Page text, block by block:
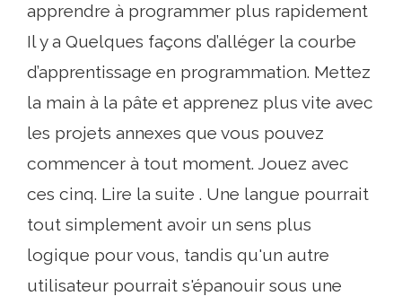
apprendre à programmer plus rapidement
Il y a Quelques façons d’alléger la courbe
d’apprentissage en programmation. Mettez
la main à la pâte et apprenez plus vite avec
les projets annexes que vous pouvez
commencer à tout moment. Jouez avec
ces cinq. Lire la suite . Une langue pourrait
tout simplement avoir un sens plus
logique pour vous, tandis qu'un autre
utilisateur pourrait s'épanouir sous une